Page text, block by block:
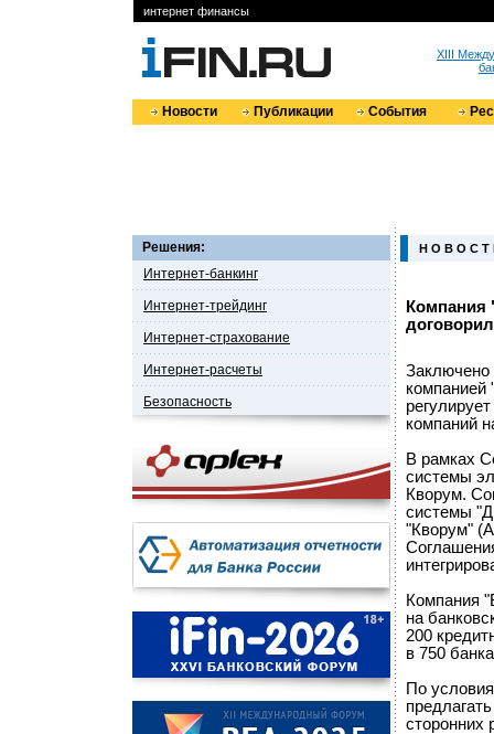
интернет финансы
XIII
Новости Публикации События
Решения:
Интернет-банкинг
Интернет-трейдинг
Интернет-страхование
Интернет-расчеты
Безопасность
Н О В О С Т
Заключено
компаний
В рамках
системы
Кворум.
системы
"Кворум"
Компания
на
200
в 750
По
сторонних